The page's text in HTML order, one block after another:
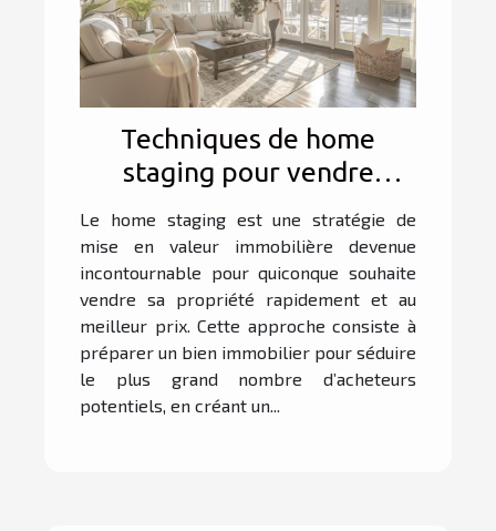
Techniques de home
staging pour vendre
rapidement votre
propriété
Le home staging est une stratégie de
mise en valeur immobilière devenue
incontournable pour quiconque souhaite
vendre sa propriété rapidement et au
meilleur prix. Cette approche consiste à
préparer un bien immobilier pour séduire
le plus grand nombre d’acheteurs
potentiels, en créant un...